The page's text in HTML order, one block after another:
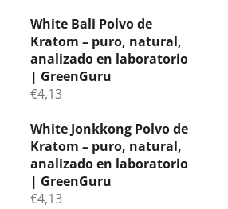
White Bali Polvo de
Kratom – puro, natural,
analizado en laboratorio
| GreenGuru
€4,13
White Jonkkong Polvo de
Kratom – puro, natural,
analizado en laboratorio
| GreenGuru
€4,13